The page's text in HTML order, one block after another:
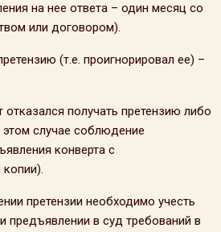
на нее ответа – один месяц со
или договором).
(т.е. проигнорировал ее) –
получать претензию либо
этом случае соблюдение
конверта с
претензии необходимо учесть
в суд требований в